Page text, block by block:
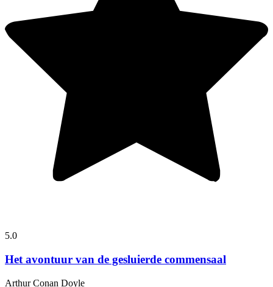
5.0
Het avontuur van de gesluierde commensaal
Arthur Conan Doyle